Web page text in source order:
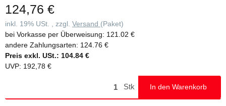
124,76 €
inkl. 19% USt. , zzgl. Versand (Paket)
bei Vorkasse per Überweisung: 121.02 €
andere Zahlungsarten: 124.76 €
Preis exkl. USt.: 104.84 €
UVP: 192,78 €
Stk In den Warenkorb